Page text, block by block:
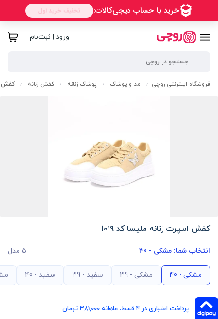
ورود | ثبت‌نام
فروشگاه اینترنتی روچی / مد و پوشاک / پوشاک زنانه / کفش زنانه / کفش
کفش اسپرت زنانه ملیسا کد 1019
انتخاب شما: مشکی - 40 5 مدل
مشکی - 40 مشکی - 39 سفید - 39 سفید - 40
پرداخت اعتباری در ۴ قسط، ماهانه 381,000 تومان